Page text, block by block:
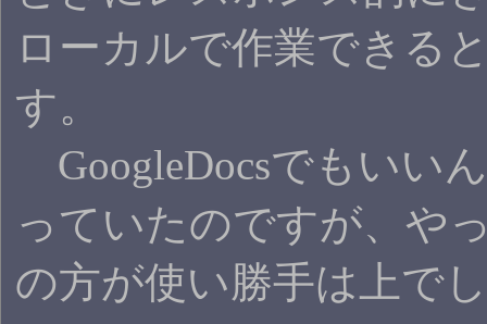
ローカルで作業できる
す。
GoogleDocsでもいい
っていたのですが、や
の方が使い勝手は上で